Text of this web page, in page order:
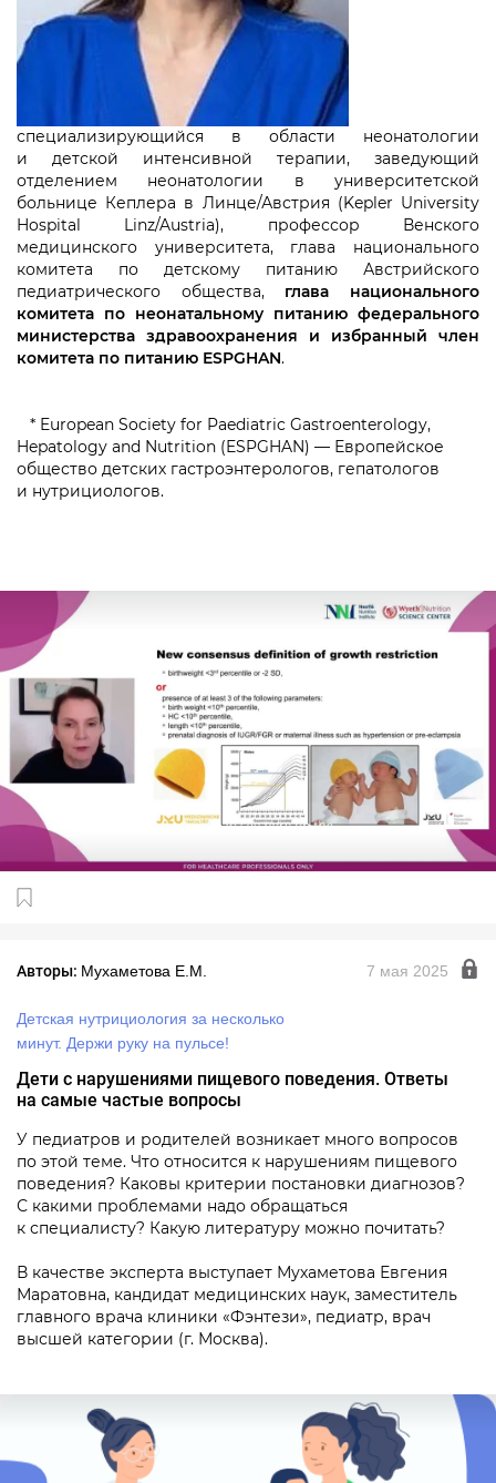
специализирующийся в области неонатологии
и детской интенсивной терапии, заведующий
отделением неонатологии в университетской
больнице Кеплера в Линце/Австрия (Kepler University
Hospital Linz/Austria), профессор Венского
медицинского университета, глава национального
комитета по детскому питанию Австрийского
педиатрического общества, глава национального
комитета по неонатальному питанию федерального
министерства здравоохранения и избранный член
комитета по питанию ESPGHAN.
* European Society for Paediatric Gastroenterology,
Hepatology and Nutrition (ESPGHAN) — Европейское
общество детских гастроэнтерологов, гепатологов
и нутрициологов.
Авторы: Мухаметова Е.М.
Детская нутрициология за несколько
минут. Держи руку на пульсе!
7 мая 2025
Дети с нарушениями пищевого поведения. Ответы
на самые частые вопросы
У педиатров и родителей возникает много вопросов
по этой теме. Что относится к нарушениям пищевого
поведения? Каковы критерии постановки диагнозов?
С какими проблемами надо обращаться
к специалисту? Какую литературу можно почитать?
В качестве эксперта выступает Мухаметова Евгения
Маратовна, кандидат медицинских наук, заместитель
главного врача клиники «Фэнтези», педиатр, врач
высшей категории (г. Москва).